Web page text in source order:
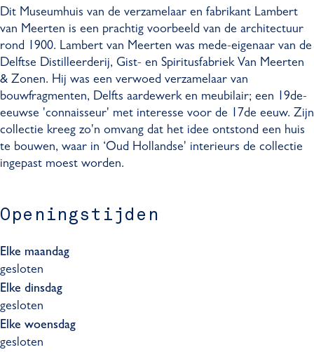
e
n
r
t
e
n
e
r
t
e
n
e
n
e
e
r
t
e
n
h
u
i
s
V
a
n
M
e
e
e
u
i
s
V
a
n
M
e
e
r
n
Dit Museumhuis van de verzamelaar en fabrikant Lambert
van Meerten is een prachtig voorbeeld van de architectuur
rond 1900. Lambert van Meerten was mede-eigenaar van de
Delftse Distilleerderij, Gist- en Spiritusfabriek Van Meerten
& Zonen. Hij was een verwoed verzamelaar van
bouwfragmenten, Delfts aardewerk en meubilair; een 19de-
eeuwse 'connaisseur' met interesse voor de 17de eeuw. Zijn
collectie kreeg zo'n omvang dat het idee ontstond een huis
te bouwen, waar in ‘Oud Hollandse' interieurs de collectie
ingepast moest worden.
Openingstijden
Elke maandag
gesloten
Elke dinsdag
gesloten
Elke woensdag
gesloten